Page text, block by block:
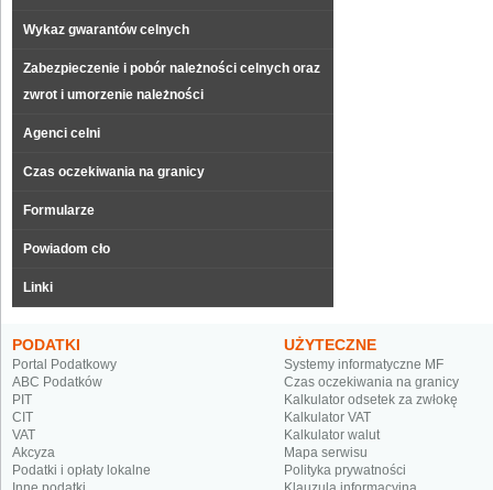
Wykaz gwarantów celnych
Zabezpieczenie i pobór należności celnych oraz
zwrot i umorzenie należności
Agenci celni
Czas oczekiwania na granicy
Formularze
Powiadom cło
Linki
PODATKI
Portal Podatkowy
ABC Podatków
PIT
CIT
VAT
Akcyza
Podatki i opłaty lokalne
UŻYTECZNE
Systemy informatyczne MF
Czas oczekiwania na granicy
Kalkulator odsetek za zwłokę
Kalkulator VAT
Kalkulator walut
Mapa serwisu
Polityka prywatności